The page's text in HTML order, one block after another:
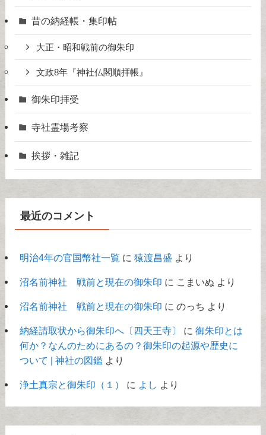
昔の納経帳・集印帖
大正・昭和戦前の御朱印
文政8年『神社仏閣順拝帳』
御朱印拝受
寺社霊場考察
挨拶・雑記
最近のコメント
明治4年の官国幣社一覧 に 猿渡昌盛 より
沼名前神社 戦前と現在の御朱印 に こまいぬ より
沼名前神社 戦前と現在の御朱印 に のっち より
納経請取状から御朱印へ〔四天王寺〕 に 御朱印とは
何か？なんのためにあるの？御朱印の起源や歴史に
ついて | 神社の図鑑より
浄土真宗と御朱印（１） に よし より